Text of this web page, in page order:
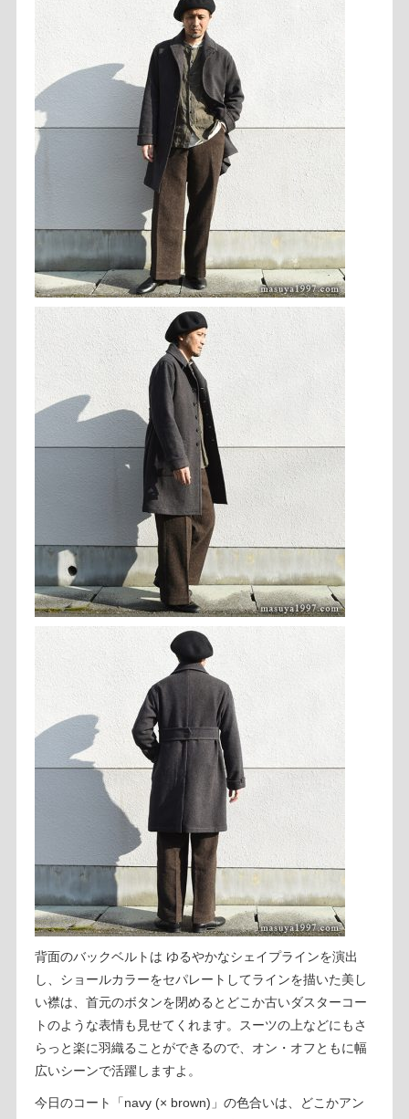
背面のバックベルトは ゆるやかなシェイプラインを演出
し、ショールカラーをセパレートしてラインを描いた美し
い襟は、首元のボタンを閉めるとどこか古いダスターコー
トのような表情も見せてくれます。スーツの上などにもさ
らっと楽に羽織ることができるので、オン・オフともに幅
広いシーンで活躍しますよ。
今日のコート「navy (× brown)」の色合いは、どこかアン